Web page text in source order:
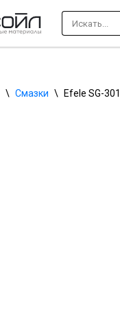
\ Смазки \ Efele SG-